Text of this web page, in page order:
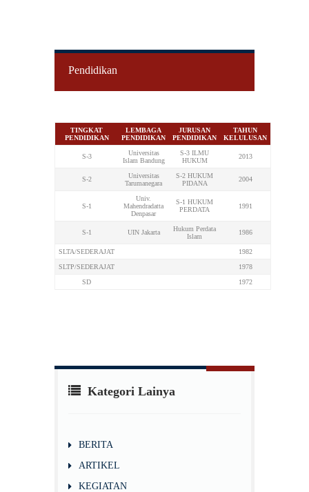
Pendidikan
TINGKAT
PENDIDIKAN
LEMBAGA
PENDIDIKAN
JURUSAN
PENDIDIKAN
TAHUN
KELULUSAN
S-3
Universitas
Islam Bandung
S-3 ILMU
HUKUM
2013
S-2
Universitas
Tarumanegara
S-2 HUKUM
PIDANA
2004
S-1
Univ.
Mahendradatta
Denpasar
S-1 HUKUM
PERDATA
1991
S-1 UIN Jakarta
Hukum Perdata
Islam
1986
SLTA/SEDERAJAT
1982
SLTP/SEDERAJAT
1978
SD
1972
Kategori Lainya
BERITA
ARTIKEL
KEGIATAN